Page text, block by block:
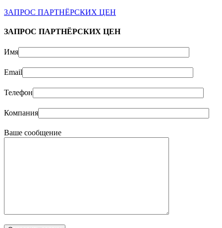
ЗАПРОС ПАРТНЁРСКИХ ЦЕН
ЗАПРОС ПАРТНЁРСКИХ ЦЕН
Имя
Email
Телефон
Компания
Ваше сообщение